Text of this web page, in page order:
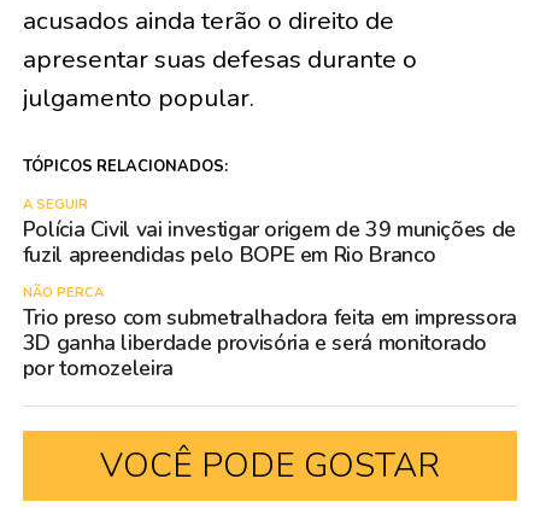
acusados ainda terão o direito de
apresentar suas defesas durante o
julgamento popular.
TÓPICOS RELACIONADOS:
A SEGUIR
Polícia Civil vai investigar origem de 39 munições de
fuzil apreendidas pelo BOPE em Rio Branco
NÃO PERCA
Trio preso com submetralhadora feita em impressora
3D ganha liberdade provisória e será monitorado
por tornozeleira
VOCÊ PODE GOSTAR